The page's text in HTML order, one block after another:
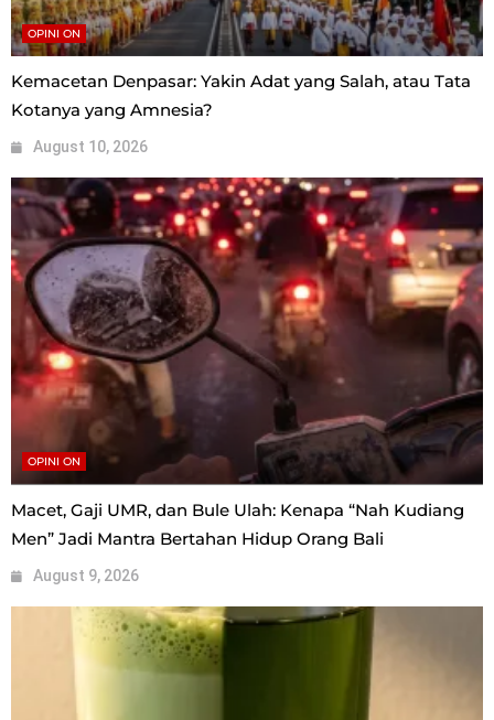
OPINI ON
Kemacetan Denpasar: Yakin Adat yang Salah, atau Tata
Kotanya yang Amnesia?
August 10, 2026
OPINI ON
Macet, Gaji UMR, dan Bule Ulah: Kenapa “Nah Kudiang
Men” Jadi Mantra Bertahan Hidup Orang Bali
August 9, 2026